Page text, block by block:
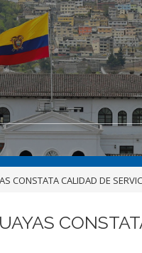
CONSTATA CALIDAD DE